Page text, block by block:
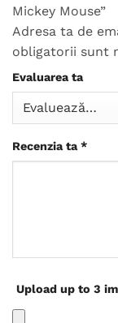
Mickey Mouse”
Adresa ta de
obligatorii sunt
Evaluarea ta
Recenzia ta *
Upload up to 3